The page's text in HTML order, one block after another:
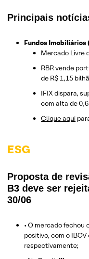
Principais
Fundos
Mercado Livre
RBR vende
de R$ 1,15
IFIX dispara,
com alta de
Clique aqui
ESG
Proposta de
B3 deve ser
30/06
• O mercado fechou
positivo, com o IBOV
respectivamente;